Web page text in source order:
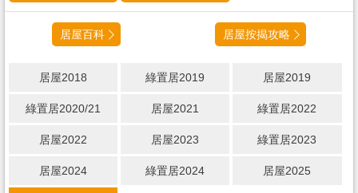
居屋百科 居屋按揭攻略
居屋2018 綠置居2019 居屋2019
綠置居2020/21 居屋2021 綠置居2022
居屋2022 居屋2023 綠置居2023
居屋2024 綠置居2024 居屋2025